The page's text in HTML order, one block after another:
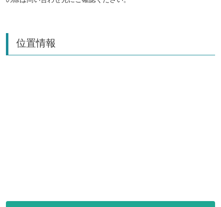
位置情報